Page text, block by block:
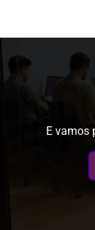
E vamos